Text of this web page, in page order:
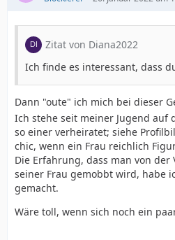
Zitat von Diana2022
Ich finde es interessant, dass
Dann "oute" ich mich bei dieser
Ich stehe seit meiner Jugend auf
so einer verheiratet; siehe
chic, wenn ein Frau reichlich
Die Erfahrung, dass man von der
seiner Frau gemobbt wird, habe
gemacht.
Wäre toll, wenn sich noch ein